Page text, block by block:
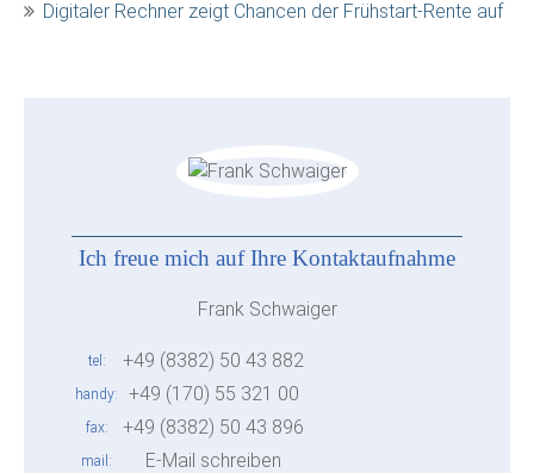
Digitaler Rechner zeigt Chancen der Frühstart-Rente auf
Ich freue mich auf Ihre Kontaktaufnahme
Frank Schwaiger
tel +49 (8382) 50 43 882
handy +49 (170) 55 321 00
fax +49 (8382) 50 43 896
mail E-Mail schreiben